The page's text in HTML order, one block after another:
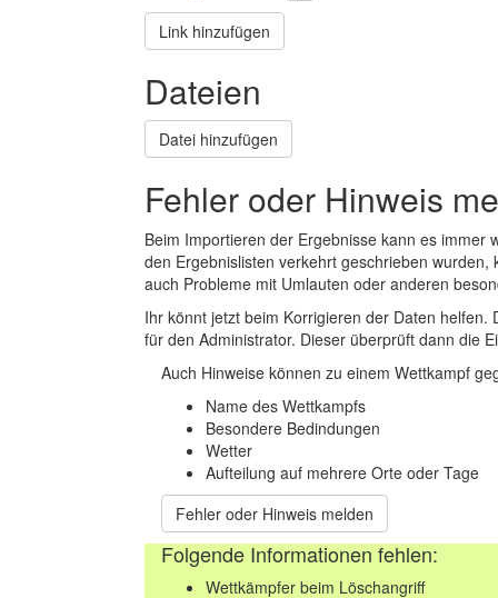
Link hinzufügen
Dateien
Datei hinzufügen
Fehler oder Hinweis
Beim Importieren der Ergebnisse kann es
den Ergebnislisten verkehrt geschrieben
auch Probleme mit Umlauten oder anderen
Ihr könnt jetzt beim Korrigieren der Daten
für den Administrator. Dieser überprüft dann die
Auch Hinweise können zu einem Wettkampf
Name des Wettkampfs
Besondere Bedindungen
Wetter
Aufteilung auf mehrere Orte oder Tage
Fehler oder Hinweis melden
Folgende Informationen fehlen:
Wettkämpfer beim Löschangriff